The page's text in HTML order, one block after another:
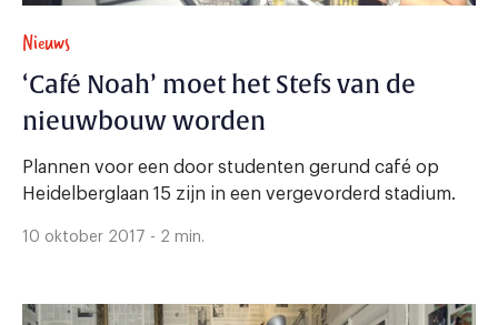
Nieuws
‘Café Noah’ moet het Stefs van de
nieuwbouw worden
Plannen voor een door studenten gerund café op
Heidelberglaan 15 zijn in een vergevorderd stadium.
10 oktober 2017 - 2 min.